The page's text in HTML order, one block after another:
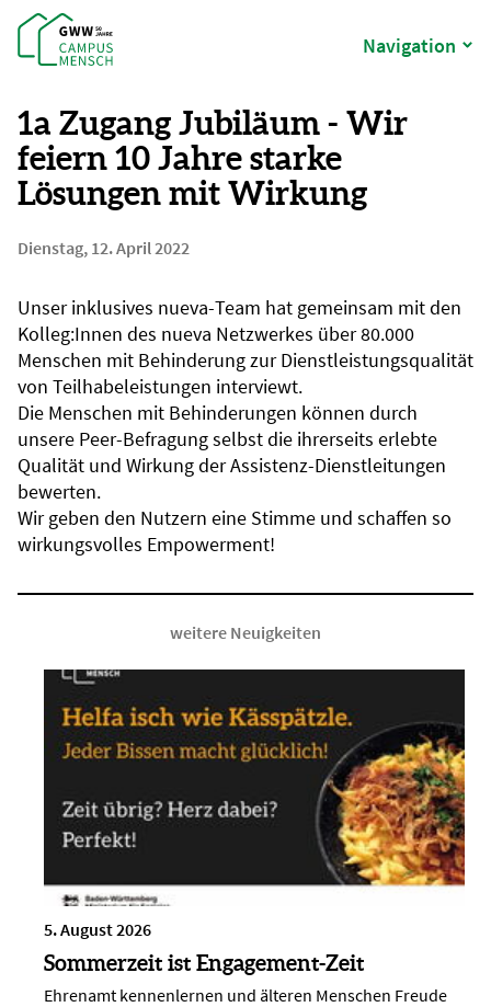
Navigation
1a Zugang Jubiläum - Wir
feiern 10 Jahre starke
Lösungen mit Wirkung
Dienstag, 12. April 2022
Unser inklusives nueva-Team hat gemeinsam mit den
Kolleg:Innen des nueva Netzwerkes über 80.000
Menschen mit Behinderung zur Dienstleistungsqualität
von Teilhabeleistungen interviewt.
Die Menschen mit Behinderungen können durch
unsere Peer-Befragung selbst die ihrerseits erlebte
Qualität und Wirkung der Assistenz-Dienstleitungen
bewerten.
Wir geben den Nutzern eine Stimme und schaffen so
wirkungsvolles Empowerment!
weitere Neuigkeiten
5. August 2026
Sommerzeit ist Engagement-Zeit
Ehrenamt kennenlernen und älteren Menschen Freude